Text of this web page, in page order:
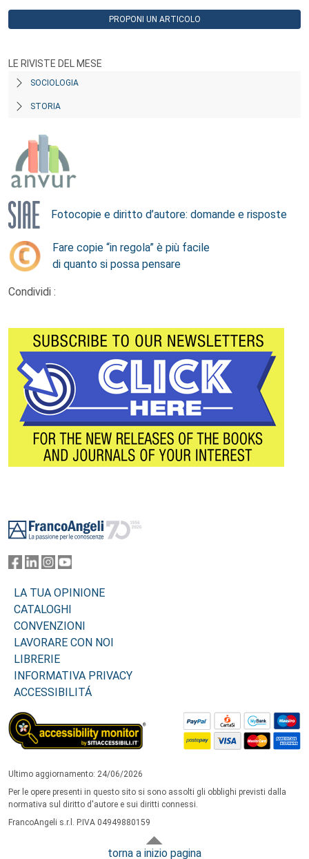
PROPONI UN ARTICOLO
LE RIVISTE DEL MESE
SOCIOLOGIA
STORIA
Fotocopie e diritto d’autore: domande e risposte
Fare copie “in regola” è più facile
di quanto si possa pensare
Condividi :
LA TUA OPINIONE
CATALOGHI
CONVENZIONI
LAVORARE CON NOI
LIBRERIE
INFORMATIVA PRIVACY
ACCESSIBILITÁ
Ultimo aggiornamento: 24/06/2026
Per le opere presenti in questo sito si sono assolti gli obblighi previsti dalla
normativa sul diritto d'autore e sui diritti connessi.
FrancoAngeli s.r.l. P.IVA 04949880159
torna a inizio pagina